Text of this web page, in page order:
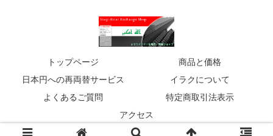
トップページ
商品と価格
日本円への再両替サービス
イラクについて
よくあるご質問
特定商取引法表示
アクセス